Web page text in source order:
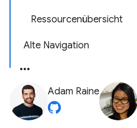
Ressourcenübersicht
Alte Navigation
Adam Raine